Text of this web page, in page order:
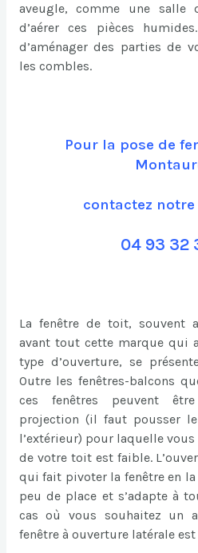
aveugle, comme une salle
d’aérer ces pièces
d’aménager des parties de
les combles.
Pour la pose de
contactez
04 93 32
La fenêtre de toit, souvent
avant tout cette marque qui
type d’ouverture, se
Outre les fenêtres-balcons
ces fenêtres peuvent
projection (il faut pousser
l’extérieur) pour laquelle
de votre toit est faible.
qui fait pivoter la fenêtre en
peu de place et s’adapte à
cas où vous souhaitez un
fenêtre à ouverture latérale